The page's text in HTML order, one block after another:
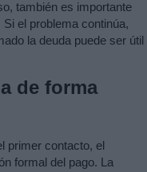
también es importante
el problema continúa,
la deuda puede ser útil
de forma
primer contacto, el
formal del pago. La